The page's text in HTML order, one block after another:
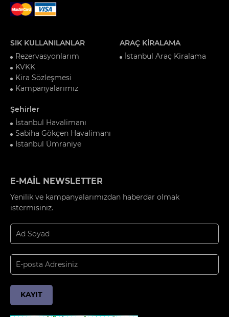
SIK KULLANILANLAR
Rezervasyonlarım
KVKK
Kira Sözleşmesi
Kampanyalarımız
ARAÇ KİRALAMA
İstanbul Araç Kiralama
Şehirler
İstanbul Havalimanı
Sabiha Gökçen Havalimanı
İstanbul Ümraniye
E-MAİL NEWSLETTER
Yenilik ve kampanyalarımızdan haberdar olmak
istermisiniz.
KAYIT